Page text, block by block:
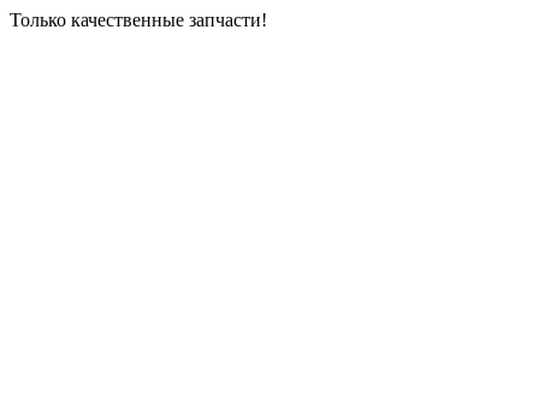
Только качественные запчасти!